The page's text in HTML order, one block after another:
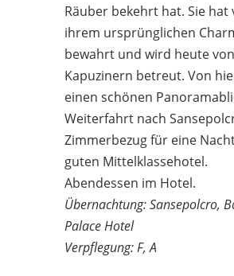
Räuber bekehrt hat. Sie hat
ihrem ursprünglichen
bewahrt und wird heute von
Kapuzinern betreut. Von
einen schönen
Weiterfahrt nach
Zimmerbezug für eine
guten Mittelklassehotel.
Abendessen im Hotel.
Übernachtung: Sansepolcro,
Palace Hotel
Verpflegung: F, A